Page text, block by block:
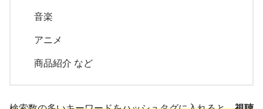
音楽
アニメ
商品紹介 など